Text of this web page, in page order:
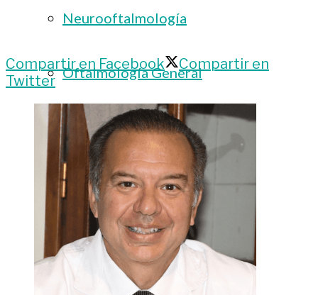
Neurooftalmología
Oftalmología General
Oftalmología Pediátrica
Oncología
Plástica ocular
Compartir en Facebook
Compartir en
Twitter